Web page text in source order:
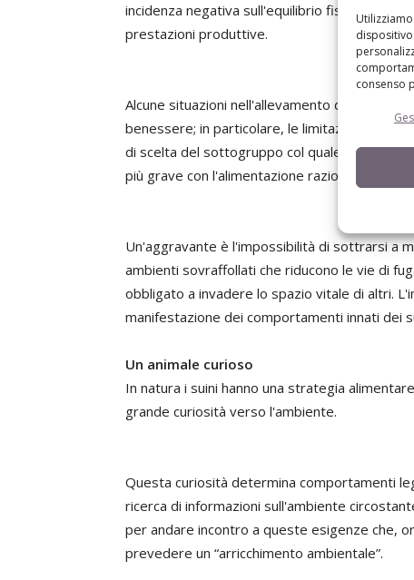
consenso
incidenza negativa sull'equilibrio fisiologico e
prestazioni produttive.
Alcune situazioni nell'allevamento di tipo
benessere; in particolare, le limitazioni alla
di scelta del sottogruppo col quale interagire
più grave con l'alimentazione razionata.
Un'aggravante è l'impossibilità di sottrarsi a
ambienti sovraffollati che riducono le vie di
obbligato a invadere lo spazio vitale di altri.
manifestazione dei comportamenti innati dei
Un animale curioso
In natura i suini hanno una strategia
grande curiosità verso l'ambiente.
Questa curiosità determina comportamenti
ricerca di informazioni sull'ambiente
per andare incontro a queste esigenze che,
prevedere un “arricchimento ambientale”.